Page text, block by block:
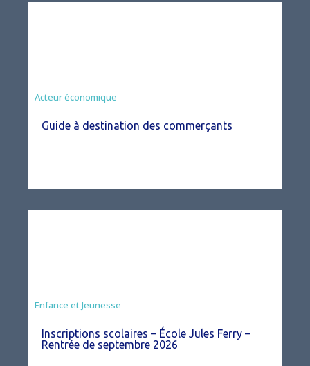
Acteur économique
Guide à destination des commerçants
Enfance et Jeunesse
Inscriptions scolaires – École Jules Ferry –
Rentrée de septembre 2026